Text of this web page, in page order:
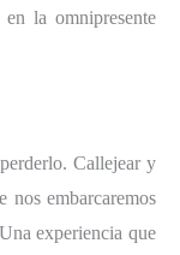
la omnipresente
Callejear y
nos embarcaremos
experiencia que